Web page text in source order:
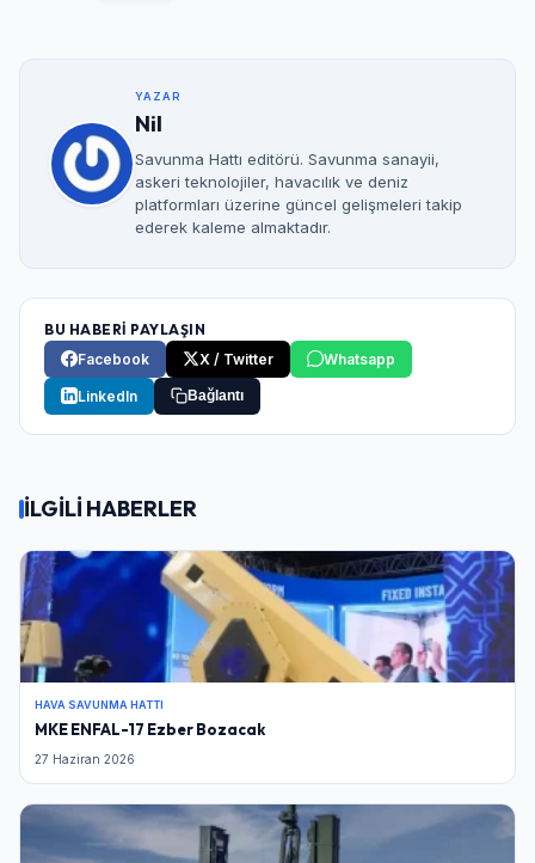
YAZAR
Nil
Savunma Hattı editörü. Savunma sanayii,
askeri teknolojiler, havacılık ve deniz
platformları üzerine güncel gelişmeleri takip
ederek kaleme almaktadır.
BU HABERİ PAYLAŞIN
Facebook
X / Twitter Whatsapp
LinkedIn Bağlantı
İLGİLİ HABERLER
HAVA SAVUNMA HATTI
MKE ENFAL-17 Ezber Bozacak
27 Haziran 2026